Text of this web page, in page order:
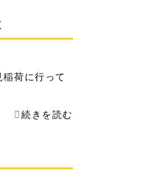
荷に行って
続きを読む